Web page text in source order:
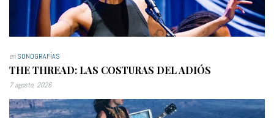
enSONOGRAFÍAS
THE THREAD: LAS COSTURAS DEL ADIÓS
7 agosto, 2026